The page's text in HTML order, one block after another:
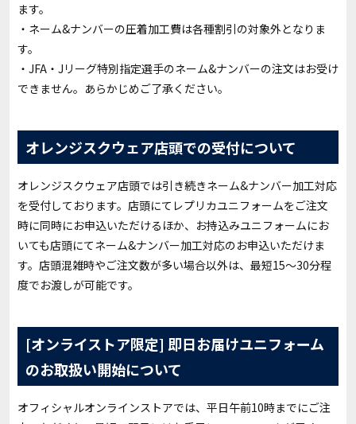
ます。
・ネーム&ナンバーの圧着加工費は各種割引の対象外となりま
す。
・JFA・Jリーグ特別指定選手のネーム&ナンバーの注文はお受け
できません。あらかじめご了承ください。
オレンジスクウェア店頭での受付について
オレンジスクウェア店頭では引き続きネーム&ナンバー加工対応
を受付しております。店頭にてレプリカユニフォームをご注文
時に同時にお申込いただけるほか、お持込みユニフォームにお
いても店頭にてネーム&ナンバー加工対応のお申込いただけま
す。店頭混雑時やご注文数が多い場合以外は、最短15〜30分程
度でお渡しが可能です。
[オンライストア限定] 即日お届けユニフォーム
のお取扱い開始について
オフィシャルオンラインストアでは、平日午前10時までにご注